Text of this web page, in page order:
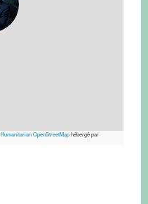
Humanitarian OpenStreetMaphébergé par